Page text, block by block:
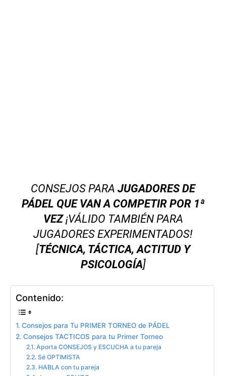
CONSEJOS PARA JUGADORES DE
PÁDEL QUE VAN A COMPETIR POR 1ª
VEZ¡VÁLIDO TAMBIÉN PARA
JUGADORES EXPERIMENTADOS!
[TÉCNICA, TÁCTICA, ACTITUD Y
PSICOLOGÍA]
Contenido:
Consejos para Tu PRIMER TORNEO de PÁDEL
Consejos TACTICOS para tu Primer Torneo
Aporta CONSEJOS y ESCUCHA a tu pareja
Sé OPTIMISTA
HABLA con tu pareja